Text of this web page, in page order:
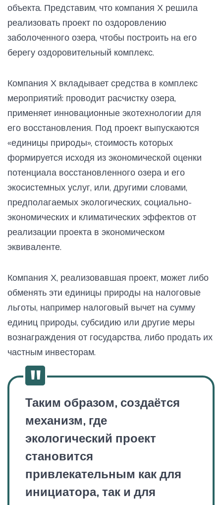
объекта. Представим, что компания Х решила
реализовать проект по оздоровлению
заболоченного озера, чтобы построить на его
берегу оздоровительный комплекс.
Компания Х вкладывает средства в комплекс
мероприятий: проводит расчистку озера,
применяет инновационные экотехнологии для
его восстановления. Под проект выпускаются
«единицы природы», стоимость которых
формируется исходя из экономической оценки
потенциала восстановленного озера и его
экосистемных услуг, или, другими словами,
предполагаемых экологических, социально-
экономических и климатических эффектов от
реализации проекта в экономическом
эквиваленте.
Компания Х, реализовавшая проект, может либо
обменять эти единицы природы на налоговые
льготы, например налоговый вычет на сумму
единиц природы, субсидию или другие меры
вознаграждения от государства, либо продать их
частным инвесторам.
Таким образом, создаётся
механизм, где
экологический проект
становится
привлекательным как для
инициатора, так и для